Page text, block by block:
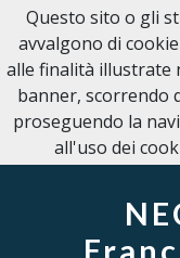
NECROLOGI LECCE
Questo sito o gli
avvalgono di
alle finalità illustrate
banner, scorrendo
proseguendo la
all'uso dei